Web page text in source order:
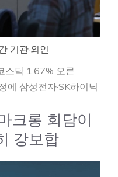
기관·외인
스닥 1.67% 오른
삼성전자·SK하이닉
크롱 회담이
강보합